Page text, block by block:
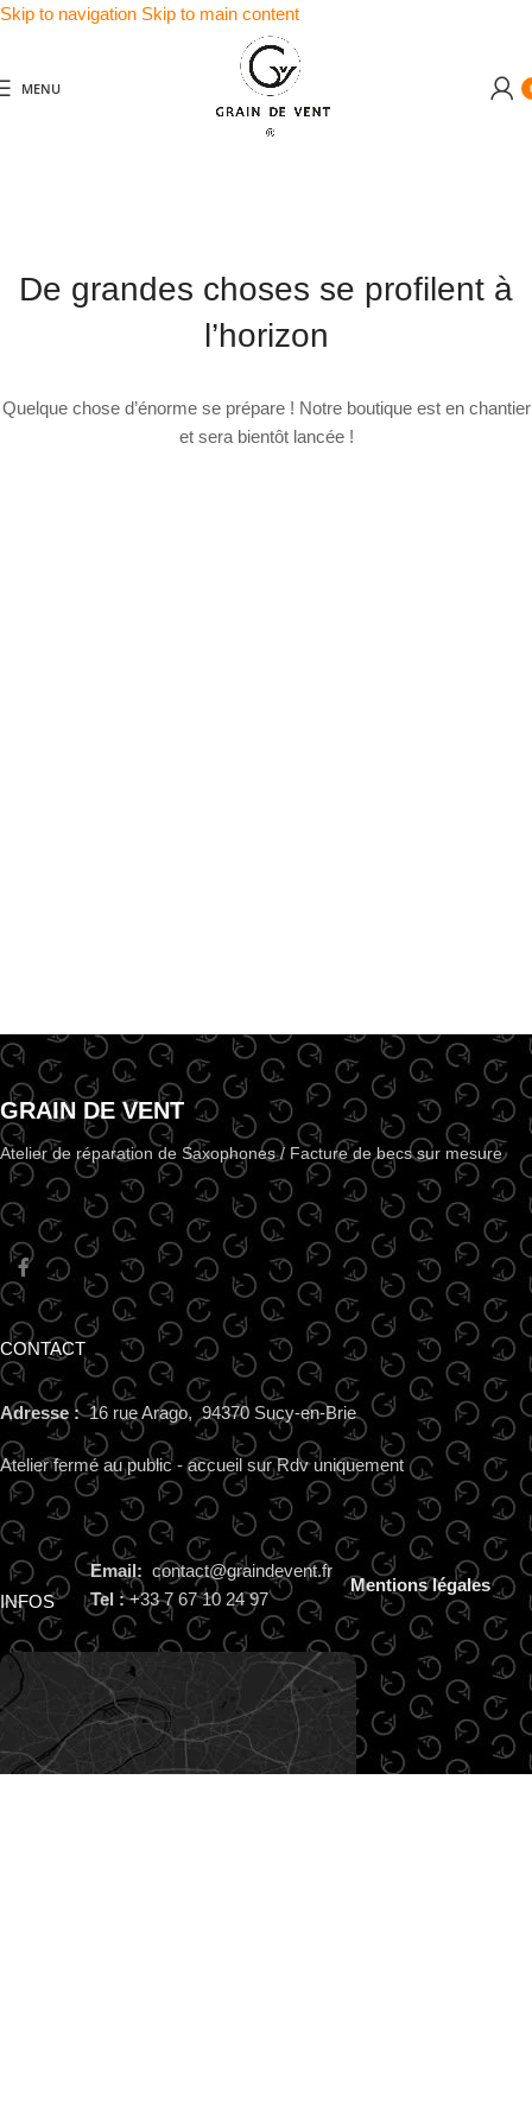
Skip to navigation Skip to main content
MENU
De grandes choses se profilent à
l’horizon
Quelque chose d’énorme se prépare ! Notre boutique est en chantier
et sera bientôt lancée !
GRAIN DE VENT
Atelier de réparation de Saxophones / Facture de becs sur mesure
CONTACT
Adresse :16 rue Arago, 94370 Sucy-en-Brie
Atelier fermé au public - accueil sur Rdv uniquement
INFOS
Email: contact@graindevent.fr
Tel :+33 7 67 10 24 97
Mentions légales